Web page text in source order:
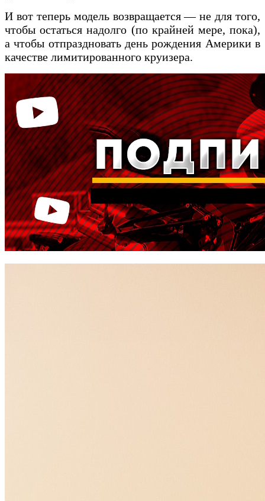
И вот теперь модель возвращается — не для того,
чтобы остаться надолго (по крайней мере, пока),
а чтобы отпраздновать день рождения Америки в
качестве лимитированного круизера.